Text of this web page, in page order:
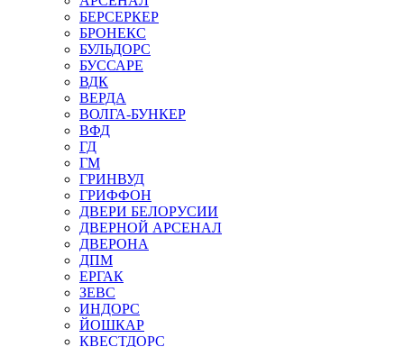
БЕРСЕРКЕР
БРОНЕКС
БУЛЬДОРС
БУССАРЕ
ВДК
ВЕРДА
ВОЛГА-БУНКЕР
ВФД
ГД
ГМ
ГРИНВУД
ГРИФФОН
ДВЕРИ БЕЛОРУСИИ
ДВЕРНОЙ АРСЕНАЛ
ДВЕРОНА
ДПМ
ЕРГАК
ЗЕВС
ИНДОРС
ЙОШКАР
КВЕСТДОРС